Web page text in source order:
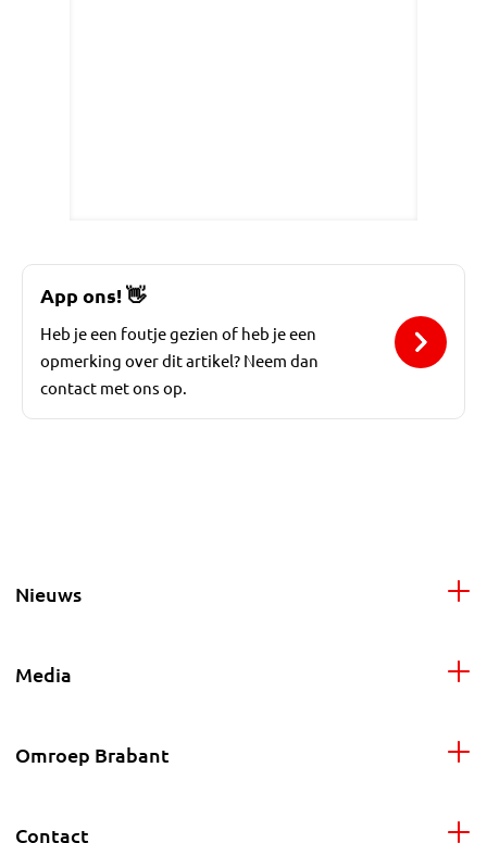
App ons!👋
Heb je een foutje gezien of heb je een
opmerking over dit artikel? Neem dan
contact met ons op.
Nieuws
Media
Omroep Brabant
Contact